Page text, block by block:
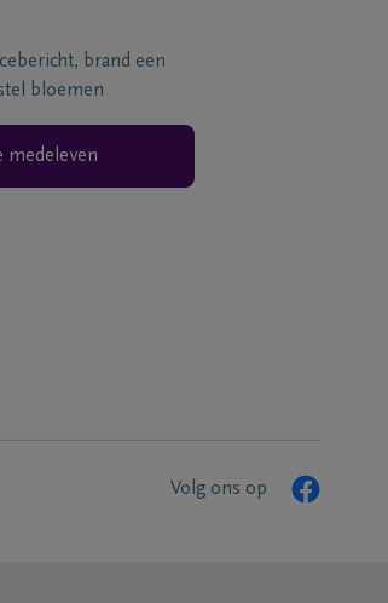
brand een
bloemen
medeleven
Volg ons op